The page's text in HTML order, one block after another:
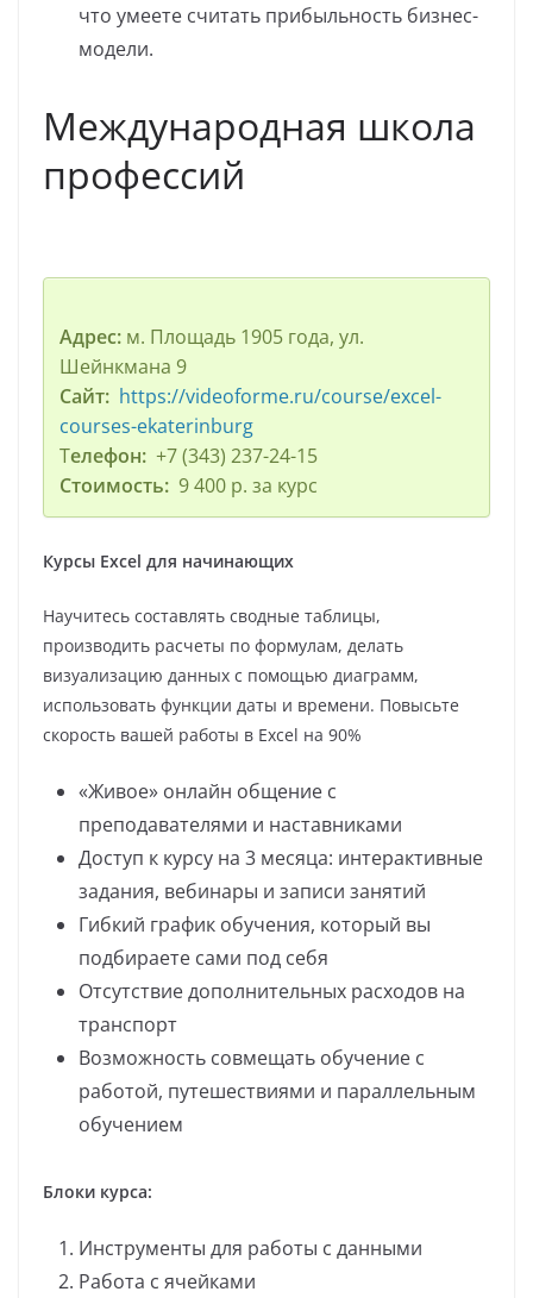
что умеете считать прибыльность бизнес-
модели.
Международная школа
профессий
Адрес:м. Площадь 1905 года, ул.
Шейнкмана 9
Сайт: https://videoforme.ru/course/excel-
courses-ekaterinburg
Телефон:+7 (343) 237-24-15
Стоимость:9 400 р. за курс
Курсы Excel для начинающих
Научитесь составлять сводные таблицы,
производить расчеты по формулам, делать
визуализацию данных с помощью диаграмм,
использовать функции даты и времени. Повысьте
скорость вашей работы в Excel на 90%
«Живое» онлайн общение с
преподавателями и наставниками
Доступ к курсу на 3 месяца: интерактивные
задания, вебинары и записи занятий
Гибкий график обучения, который вы
подбираете сами под себя
Отсутствие дополнительных расходов на
транспорт
Возможность совмещать обучение с
работой, путешествиями и параллельным
обучением
Блоки курса:
Инструменты для работы с данными
Работа с ячейками